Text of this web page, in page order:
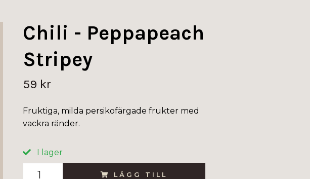
Chili - Peppapeach
Stripey
59 kr
Fruktiga, milda persikofärgade frukter med
vackra ränder.
I lager
LÄGG TILL